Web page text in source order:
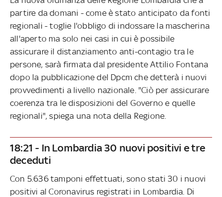
partire da domani - come è stato anticipato da fonti
regionali - toglie l'obbligo di indossare la mascherina
all'aperto ma solo nei casi in cui è possibile
assicurare il distanziamento anti-contagio tra le
persone, sarà firmata dal presidente Attilio Fontana
dopo la pubblicazione del Dpcm che detterà i nuovi
provvedimenti a livello nazionale. "Ciò per assicurare
coerenza tra le disposizioni del Governo e quelle
regionali", spiega una nota della Regione.
18:21 - In Lombardia 30 nuovi positivi e tre
deceduti
Con 5.636 tamponi effettuati, sono stati 30 i nuovi
positivi al Coronavirus registrati in Lombardia. Di